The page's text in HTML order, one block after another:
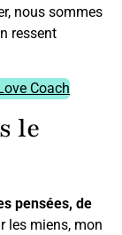
nous sommes
ressent
Coach
le
pensées, de
les miens, mon